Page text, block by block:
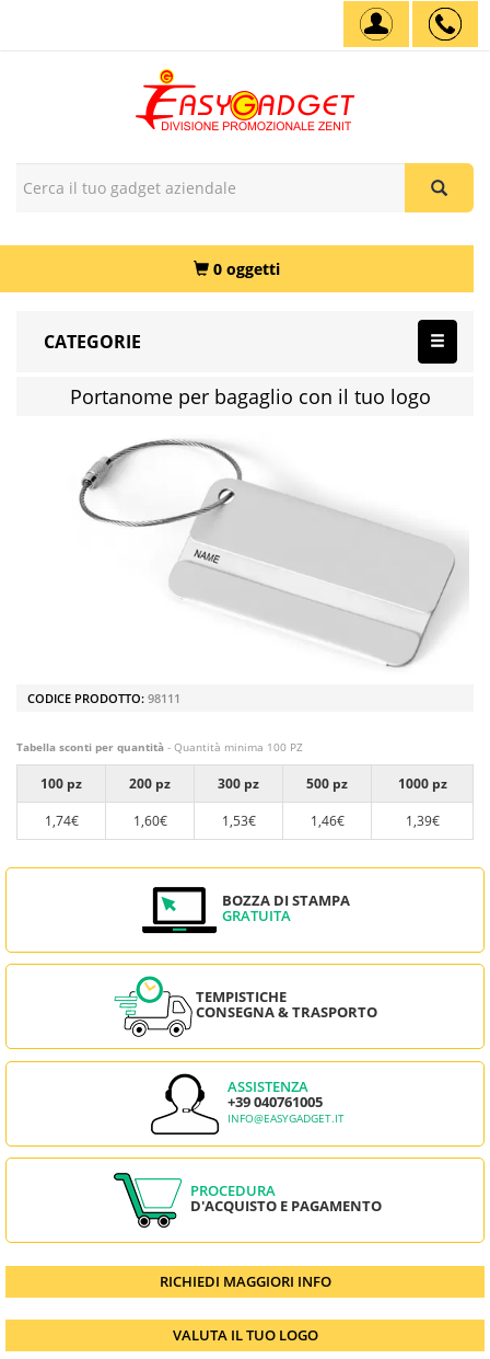
0 oggetti
CATEGORIE
Portanome per bagaglio con il tuo logo
CODICE PRODOTTO: 98111
Tabella sconti per quantità - Quantità minima 100 PZ
100 pz 200 pz 300 pz 500 pz
1000 pz
1,74€
1,60€ 1,53€ 1,46€ 1,39€
BOZZA DI STAMPA
GRATUITA
TEMPISTICHE
CONSEGNA & TRASPORTO
ASSISTENZA
+39 040761005
INFO@EASYGADGET.IT
PROCEDURA
D'ACQUISTO E PAGAMENTO
RICHIEDI MAGGIORI INFO
VALUTA IL TUO LOGO